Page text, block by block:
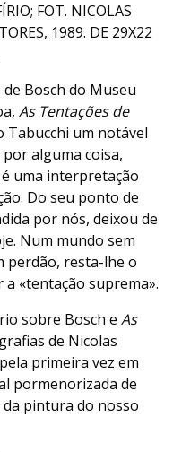
FOT. NICOLAS
1989. DE 29X22
Bosch do Museu
As Tentações de
Tabucchi um notável
alguma coisa,
uma interpretação
Do seu ponto de
por nós, deixou de
Num mundo sem
perdão, resta-lhe o
«tentação suprema».
sobre Bosch e As
de Nicolas
primeira vez em
pormenorizada de
pintura do nosso